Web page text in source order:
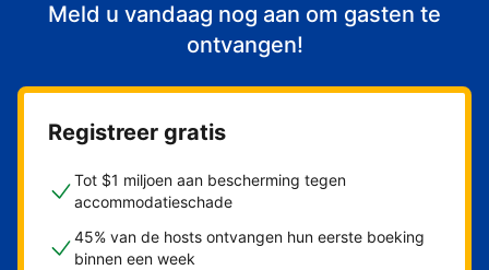
Meld u vandaag nog aan om gasten te
ontvangen!
Registreer gratis
Tot $1 miljoen aan bescherming tegen
accommodatieschade
45% van de hosts ontvangen hun eerste boeking
binnen een week